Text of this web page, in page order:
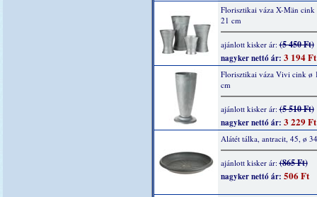
Florisztikai váza X-Män
21 cm
ajánlott kisker ár:(5 450 Ft)
nagyker nettó ár: 3 194 Ft
Florisztikai váza Vivi cink ø
cm
ajánlott kisker ár:(5 510 Ft)
nagyker nettó ár: 3 229 Ft
Alátét tálka, antracit, 45, ø
ajánlott kisker ár:(865 Ft)
nagyker nettó ár: 506 Ft